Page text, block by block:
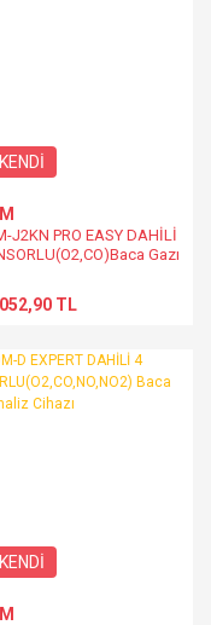
J2KN PRO EASY DAHİLİ
Gazı
TL